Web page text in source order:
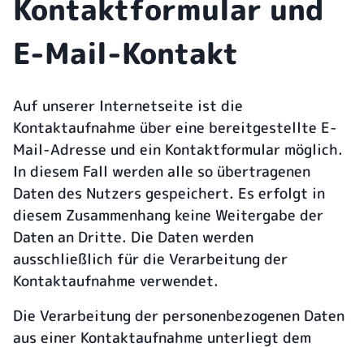
Kontaktformular und
E-Mail-Kontakt
Auf unserer Internetseite ist die
Kontaktaufnahme über eine bereitgestellte E-
Mail-Adresse und ein Kontaktformular möglich.
In diesem Fall werden alle so übertragenen
Daten des Nutzers gespeichert. Es erfolgt in
diesem Zusammenhang keine Weitergabe der
Daten an Dritte. Die Daten werden
ausschließlich für die Verarbeitung der
Kontaktaufnahme verwendet.
Die Verarbeitung der personenbezogenen Daten
aus einer Kontaktaufnahme unterliegt dem